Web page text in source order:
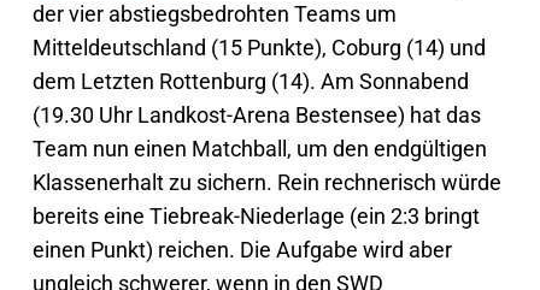
der vier abstiegsbedrohten Teams um
Mitteldeutschland (15 Punkte), Coburg (14) und
dem Letzten Rottenburg (14). Am Sonnabend
(19.30 Uhr Landkost-Arena Bestensee) hat das
Team nun einen Matchball, um den endgültigen
Klassenerhalt zu sichern. Rein rechnerisch würde
bereits eine Tiebreak-Niederlage (ein 2:3 bringt
einen Punkt) reichen. Die Aufgabe wird aber
ungleich schwerer, wenn in den SWD